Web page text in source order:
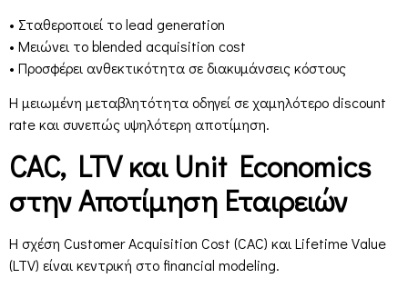
• Σταθεροποιεί το lead generation
• Μειώνει το blended acquisition cost
• Προσφέρει ανθεκτικότητα σε διακυμάνσεις κόστους
Η μειωμένη μεταβλητότητα οδηγεί σε χαμηλότερο discount
rate και συνεπώς υψηλότερη αποτίμηση.
CAC, LTV και Unit Economics
στην Αποτίμηση Εταιρειών
Η σχέση Customer Acquisition Cost (CAC) και Lifetime Value
(LTV) είναι κεντρική στο financial modeling.